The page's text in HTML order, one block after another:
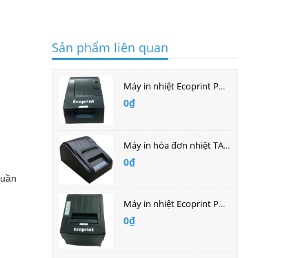
Sản phẩm liên quan
Máy in nhiệt Ecoprint POS - 5890G
0₫
Máy in hóa đơn nhiệt TAWA- 085Mini
0₫
Máy in nhiệt Ecoprint POS - 8220
0₫